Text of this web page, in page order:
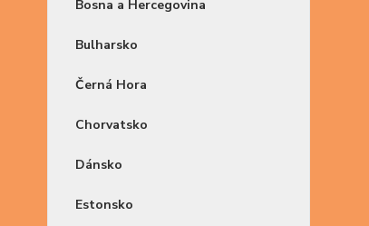
Bosna a Hercegovina
Bulharsko
Černá Hora
Chorvatsko
Dánsko
Estonsko